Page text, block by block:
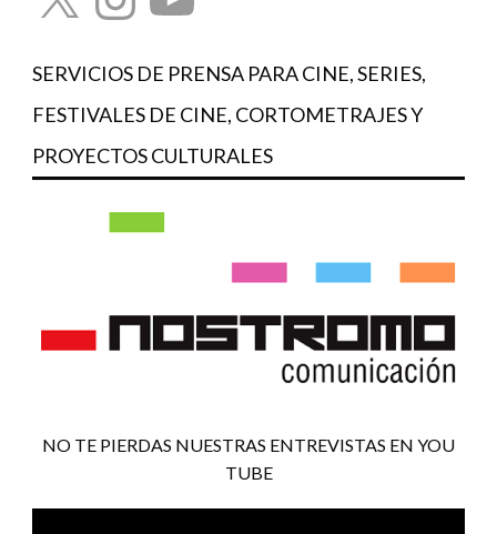
SERVICIOS DE PRENSA PARA CINE, SERIES,
FESTIVALES DE CINE, CORTOMETRAJES Y
PROYECTOS CULTURALES
NO TE PIERDAS NUESTRAS ENTREVISTAS EN YOU
TUBE